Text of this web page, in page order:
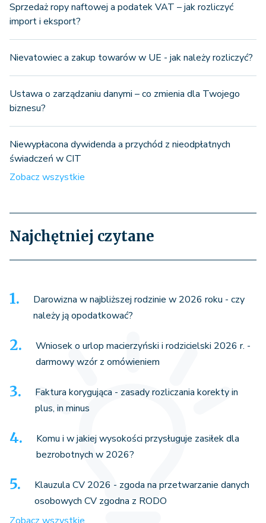
Sprzedaż ropy naftowej a podatek VAT – jak rozliczyć
import i eksport?
Nievatowiec a zakup towarów w UE - jak należy rozliczyć?
Ustawa o zarządzaniu danymi – co zmienia dla Twojego
biznesu?
Niewypłacona dywidenda a przychód z nieodpłatnych
świadczeń w CIT
Zobacz wszystkie
Najchętniej czytane
Darowizna w najbliższej rodzinie w 2026 roku - czy
należy ją opodatkować?
Wniosek o urlop macierzyński i rodzicielski 2026 r. -
darmowy wzór z omówieniem
Faktura korygująca - zasady rozliczania korekty in
plus, in minus
Komu i w jakiej wysokości przysługuje zasiłek dla
bezrobotnych w 2026?
Klauzula CV 2026 - zgoda na przetwarzanie danych
osobowych CV zgodna z RODO